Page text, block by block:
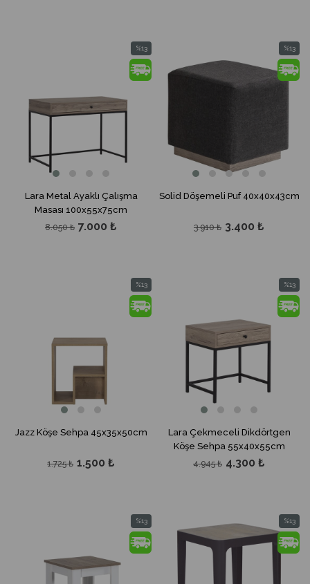
Lara Metal Ayaklı Çalışma
Masası 100x55x75cm
7.000 ₺
8.050 ₺
%13
İndirim
%13İndirim
Solid Döşemeli Puf 40x40x43cm
3.400 ₺
3.910 ₺
%13
İndirim
Jazz Köşe Sehpa 45x35x50cm
1.500 ₺
1.725 ₺
%13
İndirim
%13İndirim
Lara Çekmeceli Dikdörtgen
Köşe Sehpa 55x40x55cm
4.300 ₺
4.945 ₺
%13
İndirim
%13
İndirim
%13İndirim
%13
İndirim